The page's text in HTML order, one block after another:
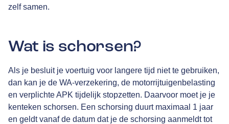
zelf samen.
Wat is schorsen?
Als je besluit je voertuig voor langere tijd niet te gebruiken,
dan kan je de WA-verzekering, de motorrijtuigenbelasting
en verplichte APK tijdelijk stopzetten. Daarvoor moet je je
kenteken schorsen. Een schorsing duurt maximaal 1 jaar
en geldt vanaf de datum dat je de schorsing aanmeldt tot